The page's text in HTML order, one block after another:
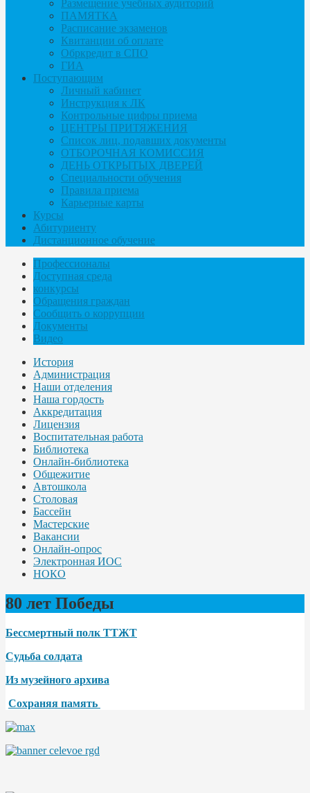
Размещение учебных аудиторий
ПАМЯТКА
Расписание экзаменов
Квитанции об оплате
Обркредит в СПО
ГИА
Поступающим
Личный кабинет
Инструкция к ЛК
Контрольные цифры приема
ЦЕНТРЫ ПРИТЯЖЕНИЯ
Список лиц, подавших документы
ОТБОРОЧНАЯ КОМИССИЯ
ДЕНЬ ОТКРЫТЫХ ДВЕРЕЙ
Специальности обучения
Правила приема
Карьерные карты
Курсы
Абитуриенту
Дистанционное обучение
Профессионалы
Доступная среда
конкурсы
Обращения граждан
Сообщить о коррупции
Документы
Видео
История
Администрация
Наши отделения
Наша гордость
Аккредитация
Лицензия
Воспитательная работа
Библиотека
Онлайн-библиотека
Общежитие
Автошкола
Столовая
Бассейн
Мастерские
Вакансии
Онлайн-опрос
Электронная ИОС
НОКО
80 лет Победы
Бессмертный полк ТТЖТ
Судьба солдата
Из музейного архива
Сохраняя память